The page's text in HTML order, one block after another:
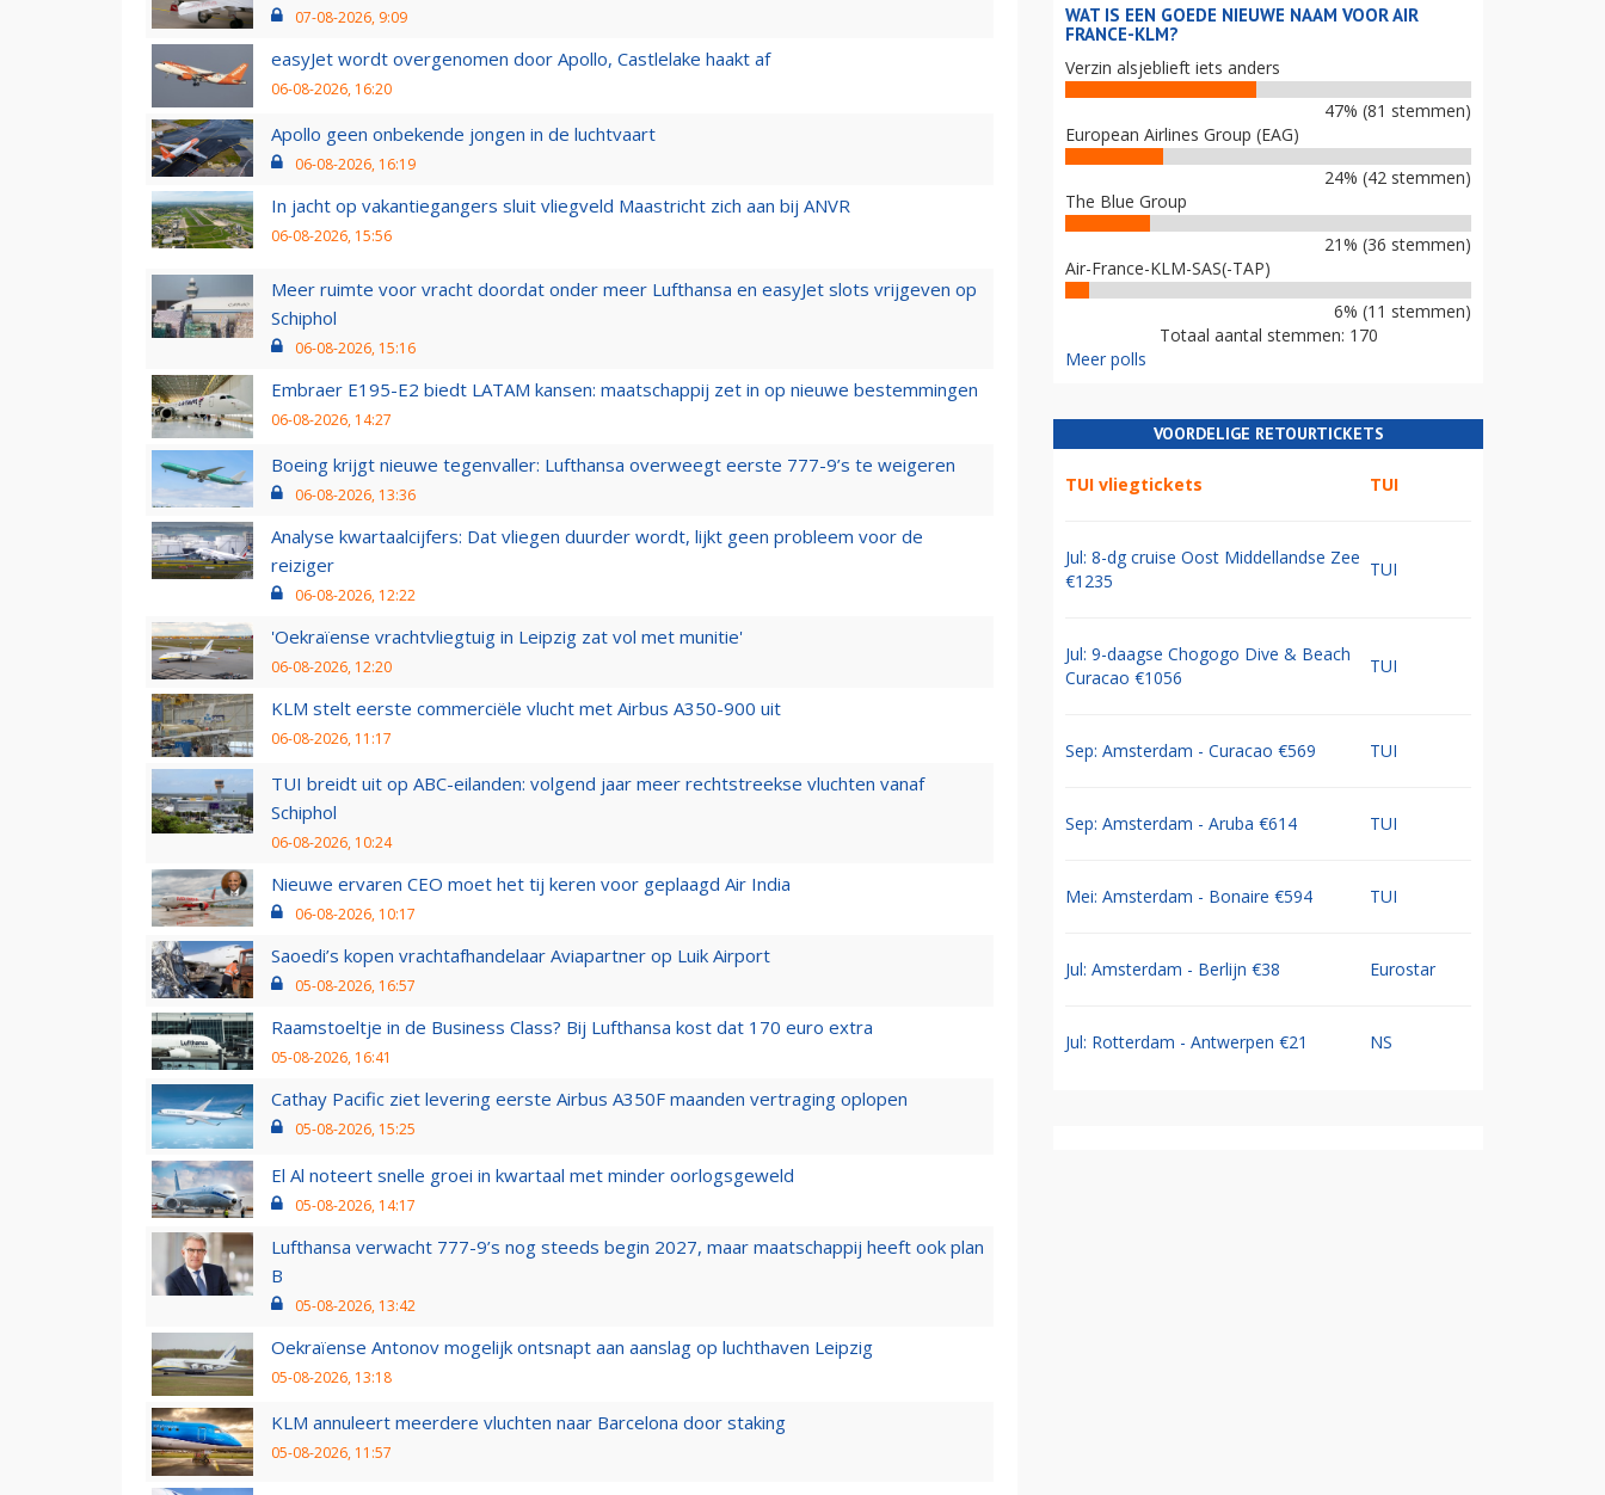
07-08-2026, 9:09
easyJet wordt overgenomen door Apollo, Castlelake haakt af
06-08-2026, 16:20
Apollo geen onbekende jongen in de luchtvaart
06-08-2026, 16:19
In jacht op vakantiegangers sluit vliegveld Maastricht zich aan bij ANVR
06-08-2026, 15:56
Meer ruimte voor vracht doordat onder meer Lufthansa en easyJet slots vrijgeven op
Schiphol
06-08-2026, 15:16
Embraer E195-E2 biedt LATAM kansen: maatschappij zet in op nieuwe bestemmingen
06-08-2026, 14:27
Boeing krijgt nieuwe tegenvaller: Lufthansa overweegt eerste 777-9’s te weigeren
06-08-2026, 13:36
Analyse kwartaalcijfers: Dat vliegen duurder wordt, lijkt geen probleem voor de
reiziger
06-08-2026, 12:22
'Oekraïense vrachtvliegtuig in Leipzig zat vol met munitie'
06-08-2026, 12:20
KLM stelt eerste commerciële vlucht met Airbus A350-900 uit
06-08-2026, 11:17
TUI breidt uit op ABC-eilanden: volgend jaar meer rechtstreekse vluchten vanaf
Schiphol
06-08-2026, 10:24
Nieuwe ervaren CEO moet het tij keren voor geplaagd Air India
06-08-2026, 10:17
Saoedi’s kopen vrachtafhandelaar Aviapartner op Luik Airport
05-08-2026, 16:57
Raamstoeltje in de Business Class? Bij Lufthansa kost dat 170 euro extra
05-08-2026, 16:41
Cathay Pacific ziet levering eerste Airbus A350F maanden vertraging oplopen
05-08-2026, 15:25
El Al noteert snelle groei in kwartaal met minder oorlogsgeweld
05-08-2026, 14:17
Lufthansa verwacht 777-9’s nog steeds begin 2027, maar maatschappij heeft ook plan
B
05-08-2026, 13:42
Oekraïense Antonov mogelijk ontsnapt aan aanslag op luchthaven Leipzig
05-08-2026, 13:18
KLM annuleert meerdere vluchten naar Barcelona door staking
05-08-2026, 11:57
WAT IS EEN GOEDE NIEUWE NAAM VOOR AIR
FRANCE-KLM?
Verzin alsjeblieft iets anders
47% (81 stemmen)
European Airlines Group (EAG)
24% (42 stemmen)
The Blue Group
21% (36 stemmen)
Air-France-KLM-SAS(-TAP)
6% (11 stemmen)
Totaal aantal stemmen: 170
Meer polls
VOORDELIGE RETOURTICKETS
TUI vliegtickets TUI
Jul: 8-dg cruise Oost Middellandse Zee
€1235
TUI
Jul: 9-daagse Chogogo Dive & Beach
Curacao €1056
TUI
Sep: Amsterdam - Curacao €569 TUI
Sep: Amsterdam - Aruba €614 TUI
Mei: Amsterdam - Bonaire €594 TUI
Jul: Amsterdam - Berlijn €38 Eurostar
Jul: Rotterdam - Antwerpen €21 NS